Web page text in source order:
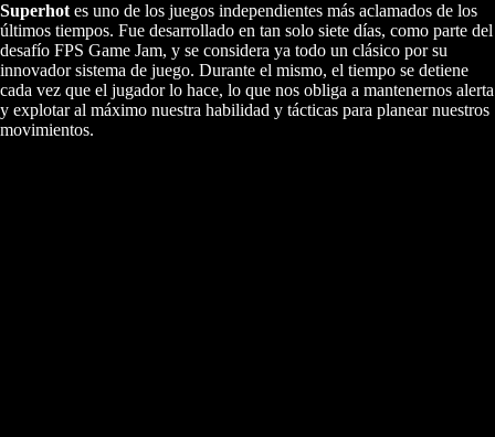
Superhot es uno de los juegos independientes más aclamados de los
últimos tiempos. Fue desarrollado en tan solo siete días, como parte del
desafío FPS Game Jam, y se considera ya todo un clásico por su
innovador sistema de juego. Durante el mismo, el tiempo se detiene
cada vez que el jugador lo hace, lo que nos obliga a mantenernos alerta
y explotar al máximo nuestra habilidad y tácticas para planear nuestros
movimientos.